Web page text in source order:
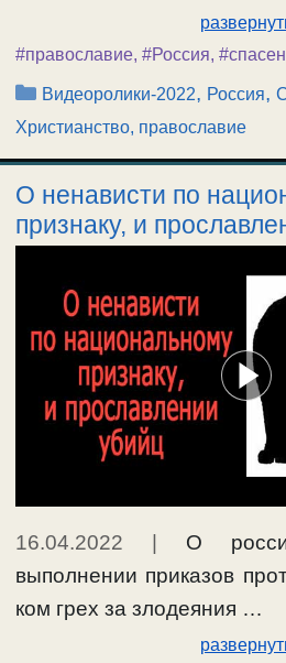
#православие, #Россия,
Рубрики
Видеоролики-2022, Россия,
Христианство, православие
О ненависти по
признаку, и
16.04.2022
О
выполнении приказов
ком грех за злодеяния …